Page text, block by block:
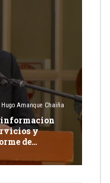
Hugo Amanque Chaiña
informacion
y
de